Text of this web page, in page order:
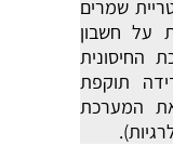
שמרים
על חשבון
החיסונית
תוקפת
המערכת